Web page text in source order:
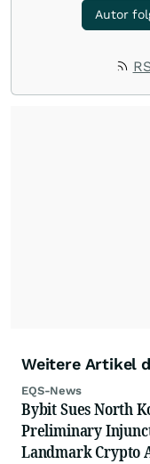
Autor
Weitere Artikel
EQS-News
Bybit Sues North
Preliminary
Landmark Crypto